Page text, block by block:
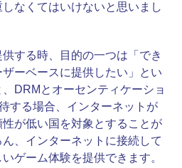
なくてはいけないと思いまし
する時、目的の一つは「でき
ーベースに提供したい」とい
DRMとオーセンティケーショ
する場合、インターネットが
が低い国を対象とすることが
、インターネットに接続して
ゲーム体験を提供できます。